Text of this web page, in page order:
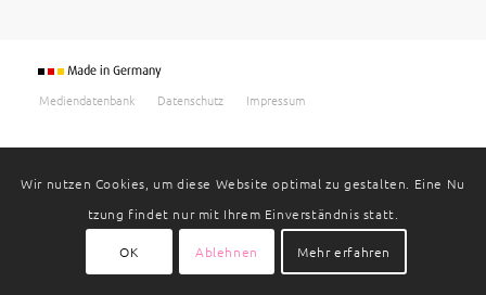
Mediendatenbank Datenschutz Impressum
Wir nutzen Cookies, um diese Website optimal zu gestalten. Eine Nu
tzung findet nur mit Ihrem Einverständnis statt.
OK Ablehnen Mehr erfahren